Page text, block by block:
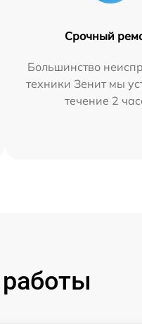
Срочный
Большинство
техники Зенит мы
течение 2